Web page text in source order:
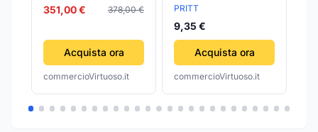
giallo 750 millesimi
Made in Italy
351,00 € 378,00 €
Acquista ora
commercioVirtuoso.it
PERMANENTE
8,4mmx16mt
PRITT
9,35 €
Acquista ora
commercioVirtuoso.it